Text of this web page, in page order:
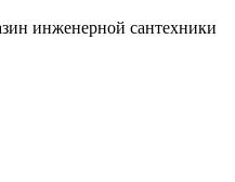
инженерной сантехники